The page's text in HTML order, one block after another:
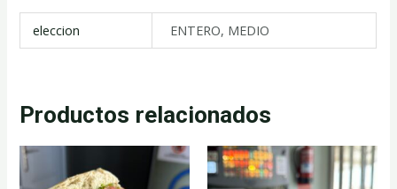
eleccion ENTERO, MEDIO
Productos relacionados